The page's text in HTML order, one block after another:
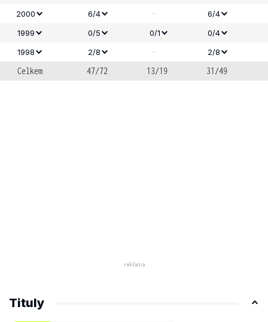
2000
6/4 -
6/4
1999
0/5 0/1
0/4
1998
2/8 - 2/8
Celkem 47/72 13/19 31/49
Tituly